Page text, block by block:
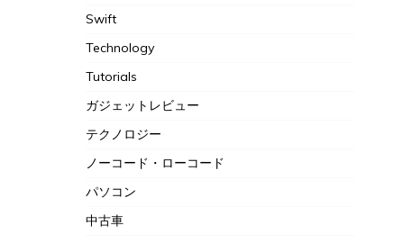
Swift
Technology
Tutorials
ガジェットレビュー
テクノロジー
ノーコード・ローコード
パソコン
中古車